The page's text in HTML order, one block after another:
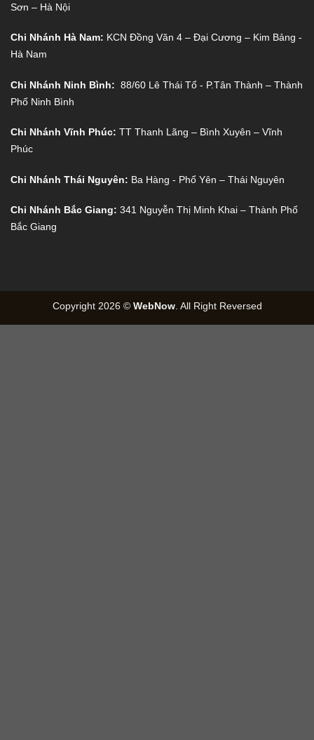
Sơn – Hà Nội
Chi Nhánh Hà Nam: KCN Đồng Văn 4 – Đại Cương – Kim Bảng -
Hà Nam
Chi Nhánh Ninh Bình: 88/60 Lê Thái Tổ - P.Tân Thành – Thành
Phố Ninh Bình
Chi Nhánh Vĩnh Phúc: TT Thanh Lãng – Bình Xuyên – Vĩnh
Phúc
Chi Nhánh Thái Nguyên: Ba Hàng - Phổ Yên – Thái Nguyên
Chi Nhánh Bắc Giang: 341 Nguyễn Thị Minh Khai – Thành Phố
Bắc Giang
Copyright 2026 © WebNow. All Right Reversed